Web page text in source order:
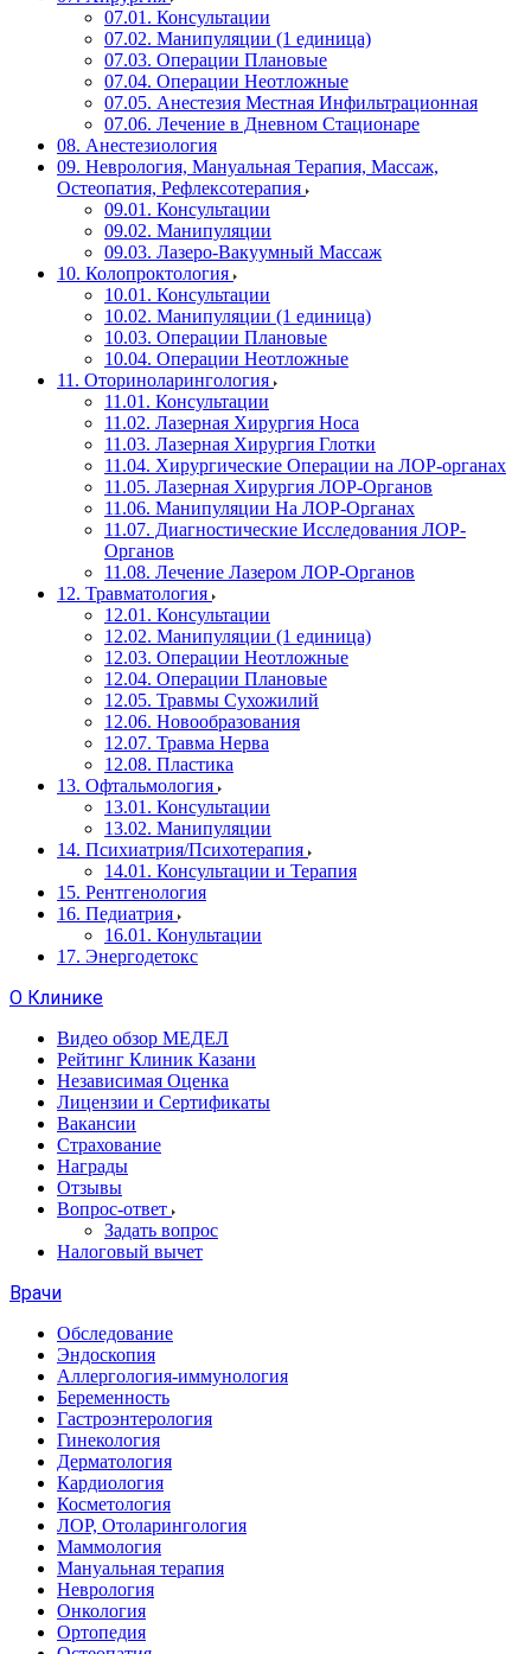
07.01. Консультации
07.02. Манипуляции (1 единица)
07.03. Операции Плановые
07.04. Операции Неотложные
07.05. Анестезия Местная Инфильтрационная
07.06. Лечение в Дневном Стационаре
08. Анестезиология
09. Неврология, Мануальная Терапия, Массаж,
Остеопатия, Рефлексотерапия
09.01. Консультации
09.02. Манипуляции
09.03. Лазеро-Вакуумный Массаж
10. Колопроктология
10.01. Консультации
10.02. Манипуляции (1 единица)
10.03. Операции Плановые
10.04. Операции Неотложные
11. Оториноларингология
11.01. Консультации
11.02. Лазерная Хирургия Носа
11.03. Лазерная Хирургия Глотки
11.04. Хирургические Операции на ЛОР-органах
11.05. Лазерная Хирургия ЛОР-Органов
11.06. Манипуляции На ЛОР-Органах
11.07. Диагностические Исследования ЛОР-
Органов
11.08. Лечение Лазером ЛОР-Органов
12. Травматология
12.01. Консультации
12.02. Манипуляции (1 единица)
12.03. Операции Неотложные
12.04. Операции Плановые
12.05. Травмы Сухожилий
12.06. Новообразования
12.07. Травма Нерва
12.08. Пластика
13. Офтальмология
13.01. Консультации
13.02. Манипуляции
14. Психиатрия/Психотерапия
14.01. Консультации и Терапия
15. Рентгенология
16. Педиатрия
16.01. Конультации
17. Энергодетокс
О Клинике
Видео обзор МЕДЕЛ
Рейтинг Клиник Казани
Независимая Оценка
Лицензии и Сертификаты
Вакансии
Страхование
Награды
Отзывы
Вопрос-ответ
Задать вопрос
Налоговый вычет
Врачи
Обследование
Эндоскопия
Аллергология-иммунология
Беременность
Гастроэнтерология
Гинекология
Дерматология
Кардиология
Косметология
ЛОР, Отоларингология
Маммология
Мануальная терапия
Неврология
Онкология
Ортопедия